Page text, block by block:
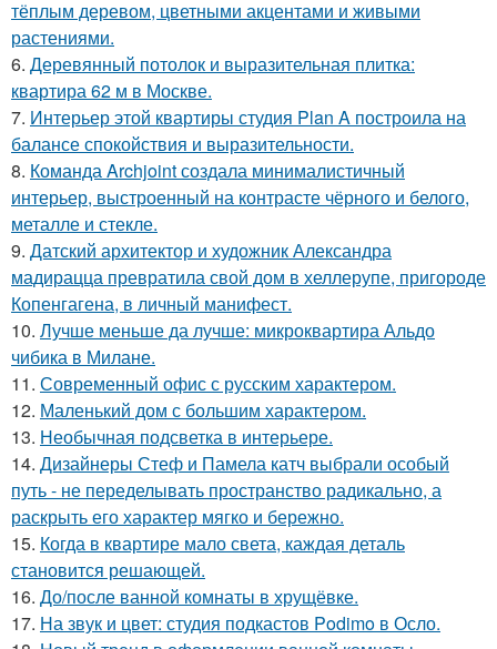
тёплым деревом, цветными акцентами и живыми
растениями.
6. Деревянный потолок и выразительная плитка:
квартира 62 м в Москве.
7. Интерьер этой квартиры студия Plan A построила на
балансе спокойствия и выразительности.
8. Команда Archjoint создала минималистичный
интерьер, выстроенный на контрасте чёрного и белого,
металле и стекле.
9. Датский архитектор и художник Александра
мадирацца превратила свой дом в хеллерупе, пригороде
Копенгагена, в личный манифест.
10. Лучше меньше да лучше: микроквартира Альдо
чибика в Милане.
11. Современный офис с русским характером.
12. Маленький дом с большим характером.
13. Необычная подсветка в интерьере.
14. Дизайнеры Стеф и Памела катч выбрали особый
путь - не переделывать пространство радикально, а
раскрыть его характер мягко и бережно.
15. Когда в квартире мало света, каждая деталь
становится решающей.
16. До/после ванной комнаты в хрущёвке.
17. На звук и цвет: студия подкастов Podimo в Осло.